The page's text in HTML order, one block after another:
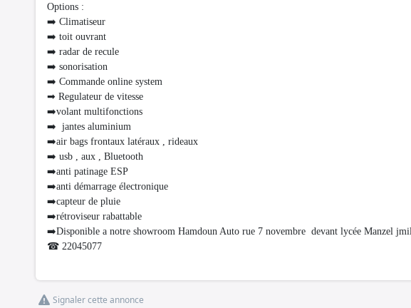
Options :
➡️ Climatiseur
➡️ toit ouvrant
➡️ radar de recule
➡️ sonorisation
➡️ Commande online system
➡ Regulateur de vitesse
➡️volant multifonctions
➡️ jantes aluminium
➡️air bags frontaux latéraux , rideaux
➡️ usb , aux , Bluetooth
➡️anti patinage ESP
➡️anti démarrage électronique
➡️capteur de pluie
➡️rétroviseur rabattable
➡️Disponible a notre showroom Hamdoun Auto rue 7 novembre devant lycée Manzel
☎ 22045077
Signaler cette annonce